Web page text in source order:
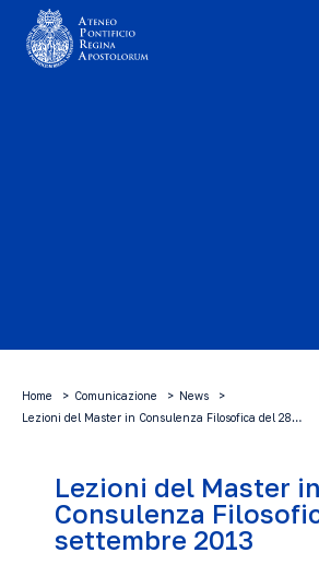
Home Comunicazione
News
Lezioni del Master in Consulenza Filosofica del 28…
Lezioni del Master in
Consulenza
settembre 2013